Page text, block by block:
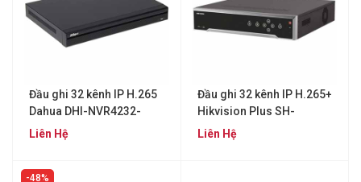
Đầu ghi 32 kênh IP H.265
Dahua DHI-NVR4232-
4KS2
Liên Hệ
Đầu ghi 32 kênh IP H.265+
Hikvision Plus SH-
4232MI-Q4
Liên Hệ
48%